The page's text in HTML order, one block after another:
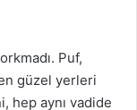
Puf,
güzel yerleri
hep aynı vadide